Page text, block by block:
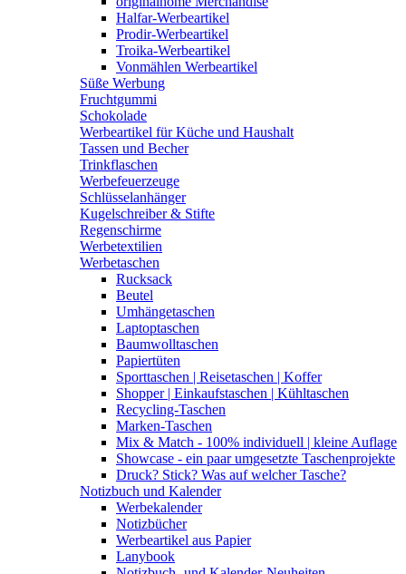
Halfar-Werbeartikel
Prodir-Werbeartikel
Troika-Werbeartikel
Vonmählen Werbeartikel
Süße Werbung
Fruchtgummi
Schokolade
Werbeartikel für Küche und Haushalt
Tassen und Becher
Trinkflaschen
Werbefeuerzeuge
Schlüsselanhänger
Kugelschreiber & Stifte
Regenschirme
Werbetextilien
Werbetaschen
Rucksack
Beutel
Umhängetaschen
Laptoptaschen
Baumwolltaschen
Papiertüten
Sporttaschen | Reisetaschen | Koffer
Shopper | Einkaufstaschen | Kühltaschen
Recycling-Taschen
Marken-Taschen
Mix & Match - 100% individuell | kleine Auflage
Showcase - ein paar umgesetzte Taschenprojekte
Druck? Stick? Was auf welcher Tasche?
Notizbuch und Kalender
Werbekalender
Notizbücher
Werbeartikel aus Papier
Lanybook